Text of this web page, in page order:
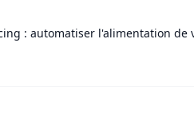
: automatiser l'alimentation de